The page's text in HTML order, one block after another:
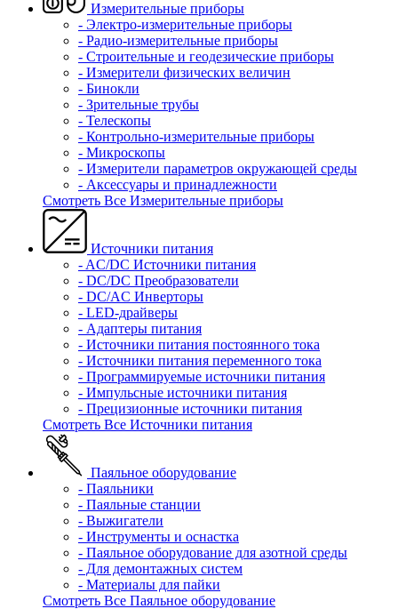
Измерительные приборы
- Электро-измерительные приборы
- Радио-измерительные приборы
- Строительные и геодезические приборы
- Измерители физических величин
- Бинокли
- Зрительные трубы
- Телескопы
- Контрольно-измерительные приборы
- Микроскопы
- Измерители параметров окружающей среды
- Аксессуары и принадлежности
Смотреть Все Измерительные приборы
Источники питания
- AC/DC Источники питания
- DC/DC Преобразователи
- DC/AC Инверторы
- LED-драйверы
- Адаптеры питания
- Источники питания постоянного тока
- Источники питания переменного тока
- Программируемые источники питания
- Импульсные источники питания
- Прецизионные источники питания
Смотреть Все Источники питания
Паяльное оборудование
- Паяльники
- Паяльные станции
- Выжигатели
- Инструменты и оснастка
- Паяльное оборудование для азотной среды
- Для демонтажных систем
- Материалы для пайки
Смотреть Все Паяльное оборудование